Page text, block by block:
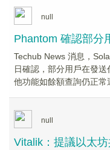
null
Phantom 確認部分
Techub News 消息，
日確認，部分用戶在發
他功能如餘額查詢仍正常
null
Vitalik：提議以太